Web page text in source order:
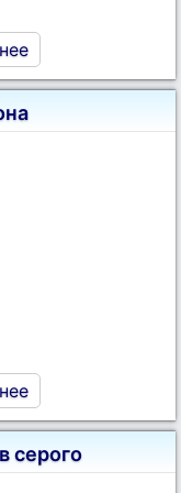
серого